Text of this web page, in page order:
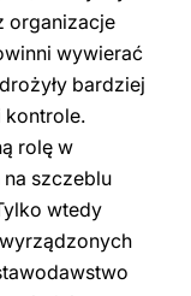
organizacje
wywierać
bardziej
kontrole.
rolę w
szczeblu
wtedy